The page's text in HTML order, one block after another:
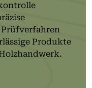
Prüfverfahren
Produkte